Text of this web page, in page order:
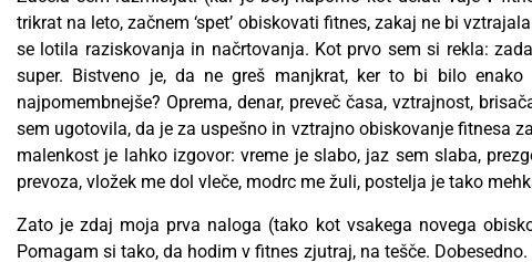
trikrat na leto, začnem ‘spet’ obiskovati fitnes, zakaj ne bi
se lotila raziskovanja in načrtovanja. Kot prvo sem si rekla:
super. Bistveno je, da ne greš manjkrat, ker to bi bilo
najpomembnejše? Oprema, denar, preveč časa, vztrajnost,
sem ugotovila, da je za uspešno in vztrajno obiskovanje fitnesa
malenkost je lahko izgovor: vreme je slabo, jaz sem slaba,
prevoza, vložek me dol vleče, modrc me žuli, postelja je tako
Zato je zdaj moja prva naloga (tako kot vsakega novega
Pomagam si tako, da hodim v fitnes zjutraj, na tešče.